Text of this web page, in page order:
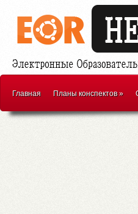
Главная Планы конспектов»